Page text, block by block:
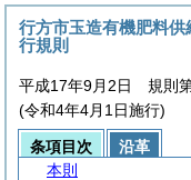
行方市玉造有機肥料
行規則
平成17年9月2日 規則
(令和4年4月1日施行)
条項目次
沿革
本則